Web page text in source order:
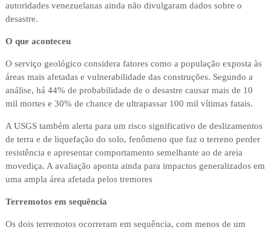
autoridades venezuelanas ainda não divulgaram dados sobre o
desastre.
O que aconteceu
O serviço geológico considera fatores como a população exposta às
áreas mais afetadas e vulnerabilidade das construções. Segundo a
análise, há 44% de probabilidade de o desastre causar mais de 10
mil mortes e 30% de chance de ultrapassar 100 mil vítimas fatais.
A USGS também alerta para um risco significativo de deslizamentos
de terra e de liquefação do solo, fenômeno que faz o terreno perder
resistência e apresentar comportamento semelhante ao de areia
movediça. A avaliação aponta ainda para impactos generalizados em
uma ampla área afetada pelos tremores
Terremotos em sequência
Os dois terremotos ocorreram em sequência, com menos de um